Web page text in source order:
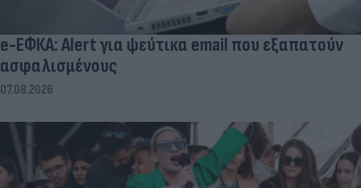
e-ΕΦΚΑ: Alert για ψεύτικα email που εξαπατούν
ασφαλισμένους
07.08.2026